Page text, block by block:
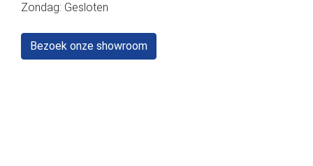
Zondag: Gesloten
Bezoek onze showroom